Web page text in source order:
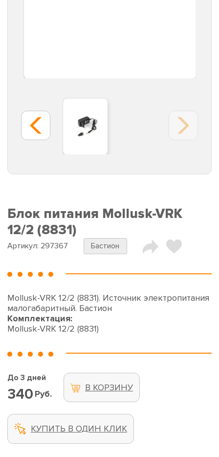
Блок питания Mollusk-VRK
12/2 (8831)
Артикул: 297367 Бастион
Mollusk-VRK 12/2 (8831). Источник электропитания
малогабаритный. Бастион
Комплектация:
Mollusk-VRK 12/2 (8831)
До 3 дней
340 Руб.
В КОРЗИНУ
КУПИТЬ В ОДИН КЛИК